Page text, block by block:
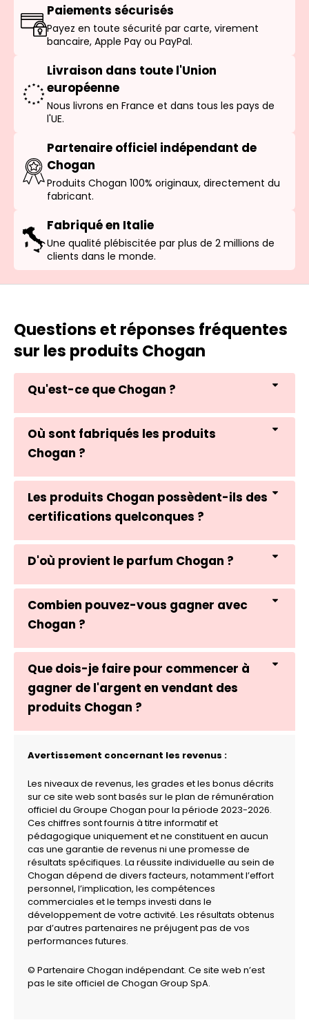
Paiements sécurisés
Payez en toute sécurité par carte, virement
bancaire, Apple Pay ou PayPal.
Livraison dans toute l'Union
européenne
Nous livrons en France et dans tous les pays de
l'UE.
Partenaire officiel indépendant de
Chogan
Produits Chogan 100% originaux, directement du
fabricant.
Fabriqué en Italie
Une qualité plébiscitée par plus de 2 millions de
clients dans le monde.
Questions et réponses fréquentes
sur les produits Chogan
Qu'est-ce que Chogan ?
Où sont fabriqués les produits
Chogan ?
Les produits Chogan possèdent-ils des
certifications quelconques ?
D'où provient le parfum Chogan ?
Combien pouvez-vous gagner avec
Chogan ?
Que dois-je faire pour commencer à
gagner de l'argent en vendant des
produits Chogan ?
Avertissement concernant les revenus :
Les niveaux de revenus, les grades et les bonus décrits
sur ce site web sont basés sur le plan de rémunération
officiel du Groupe Chogan pour la période 2023-2026.
Ces chiffres sont fournis à titre informatif et
pédagogique uniquement et ne constituent en aucun
cas une garantie de revenus ni une promesse de
résultats spécifiques. La réussite individuelle au sein de
Chogan dépend de divers facteurs, notamment l’effort
personnel, l’implication, les compétences
commerciales et le temps investi dans le
développement de votre activité. Les résultats obtenus
par d’autres partenaires ne préjugent pas de vos
performances futures.
© Partenaire Chogan indépendant. Ce site web n’est
pas le site officiel de Chogan Group SpA.